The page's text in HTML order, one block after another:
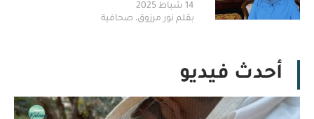
14 شباط 2025
بقلم نور مرزوق، صحافية
أحدث فيديو